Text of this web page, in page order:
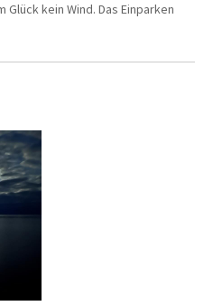
Glück kein Wind. Das Einparken